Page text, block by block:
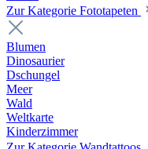
Zur Kategorie Fototapeten
Blumen
Dinosaurier
Dschungel
Meer
Wald
Weltkarte
Kinderzimmer